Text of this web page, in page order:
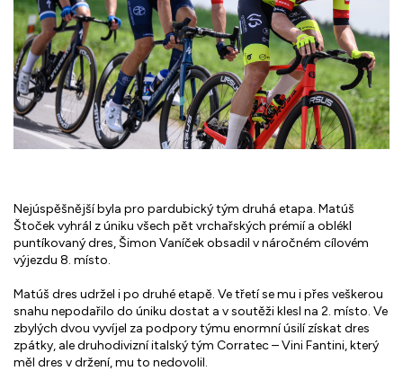
Nejúspěšnější byla pro pardubický tým druhá etapa. Matúš
Štoček vyhrál z úniku všech pět vrchařských prémií a oblékl
puntíkovaný dres, Šimon Vaníček obsadil v náročném cílovém
výjezdu 8. místo.
Matúš dres udržel i po druhé etapě. Ve třetí se mu i přes veškerou
snahu nepodařilo do úniku dostat a v soutěži klesl na 2. místo. Ve
zbylých dvou vyvíjel za podpory týmu enormní úsilí získat dres
zpátky, ale druhodivizní italský tým Corratec – Vini Fantini, který
měl dres v držení, mu to nedovolil.